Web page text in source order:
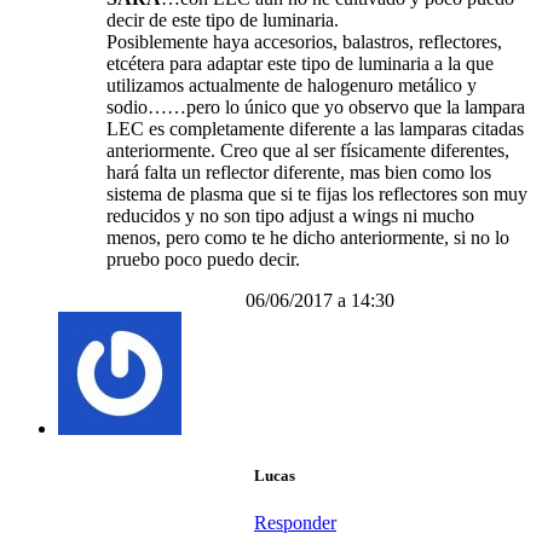
decir de este tipo de luminaria.
Posiblemente haya accesorios, balastros, reflectores,
etcétera para adaptar este tipo de luminaria a la que
utilizamos actualmente de halogenuro metálico y
sodio……pero lo único que yo observo que la lampara
LEC es completamente diferente a las lamparas citadas
anteriormente. Creo que al ser físicamente diferentes,
hará falta un reflector diferente, mas bien como los
sistema de plasma que si te fijas los reflectores son muy
reducidos y no son tipo adjust a wings ni mucho
menos, pero como te he dicho anteriormente, si no lo
pruebo poco puedo decir.
06/06/2017 a 14:30
Lucas
Responder